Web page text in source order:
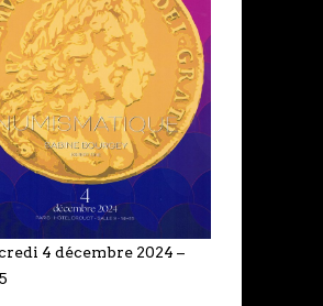
4 décembre 2024 –